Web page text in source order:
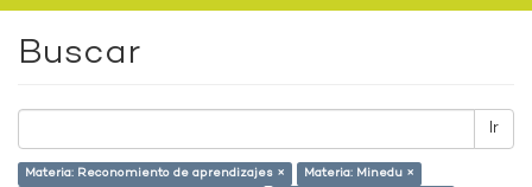
Buscar
Ir
Materia: Reconomiento de aprendizajes ×
Materia: Minedu ×